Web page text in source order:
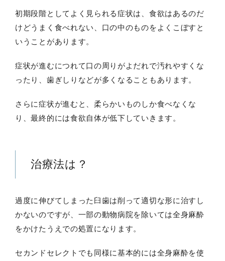
初期段階としてよく見られる症状は、食欲はあるのだ
けどうまく食べれない、口の中のものをよくこぼすと
いうことがあります。
症状が進むにつれて口の周りがよだれで汚れやすくな
ったり、歯ぎしりなどが多くなることもあります。
さらに症状が進むと、柔らかいものしか食べなくな
り、最終的には食欲自体が低下していきます。
治療法は？
過度に伸びてしまった臼歯は削って適切な形に治すし
かないのですが、一部の動物病院を除いては全身麻酔
をかけたうえでの処置になります。
セカンドセレクトでも同様に基本的には全身麻酔を使